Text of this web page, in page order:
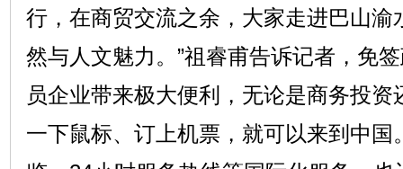
行，在商贸交流之余，大家走进巴山渝
然与人文魅力。”祖睿甫告诉记者，免
员企业带来极大便利，无论是商务投
一下鼠标、订上机票，就可以来到中国